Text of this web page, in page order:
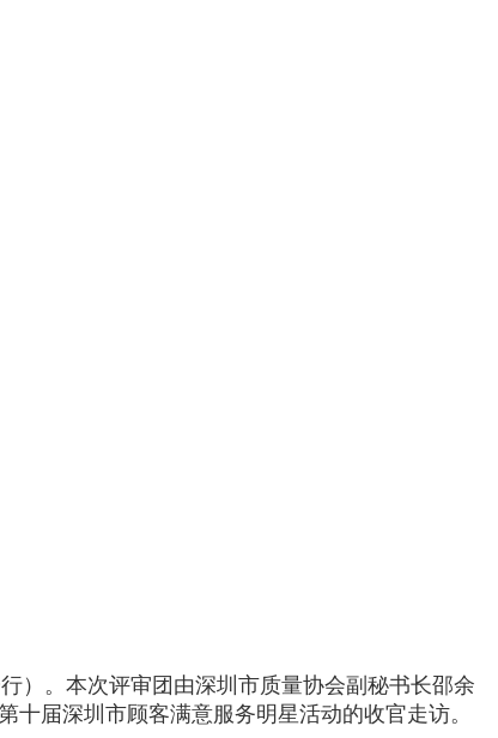
）。本次评审团由深圳市质量协会副秘书长邵余
届深圳市顾客满意服务明星活动的收官走访。